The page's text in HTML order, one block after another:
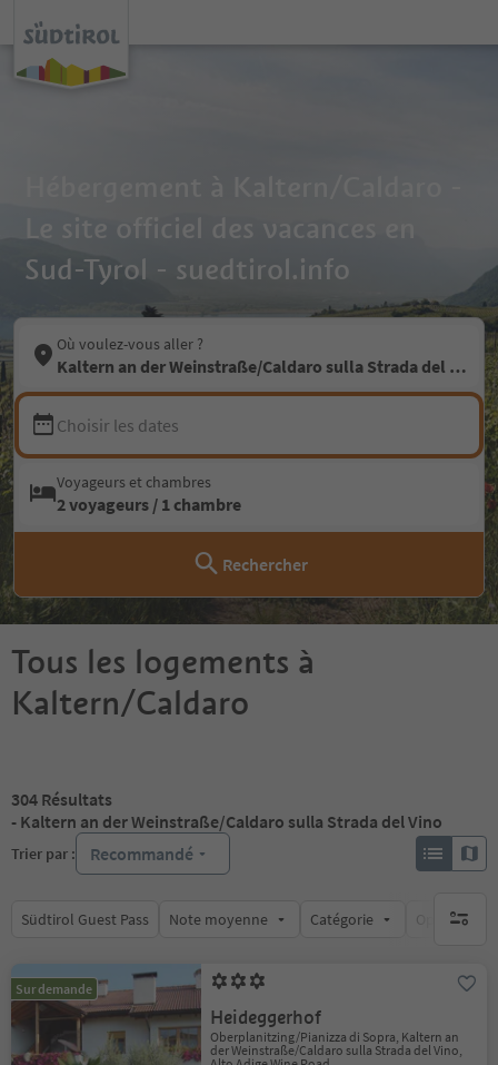
Le site officiel des vacances en
Sud-Tyrol - suedtirol.info
Où voulez-vous aller ?
Kaltern an der Weinstraße/Caldaro sulla Strada del Vino
Choisir les dates
Voyageurs et chambres
2 voyageurs / 1 chambre
Rechercher
Tous les logements à
Kaltern/Caldaro
304 Résultats
- Kaltern an der Weinstraße/Caldaro sulla Strada del Vino
Trier par : Recommandé
Südtirol Guest Pass Note moyenne Catégorie Options de
aucun
Sur demande
Heideggerhof
Oberplanitzing/Pianizza di Sopra, Kaltern an
der Weinstraße/Caldaro sulla Strada del Vino,